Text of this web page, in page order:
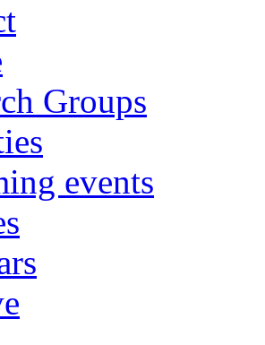
Groups
events